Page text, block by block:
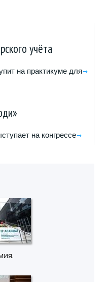
учёта
на практикуме для
на конгрессе